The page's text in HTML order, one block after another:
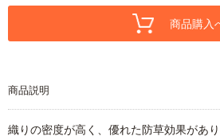
商品購入
商品説明
織りの密度が高く、優れた防草効果があり